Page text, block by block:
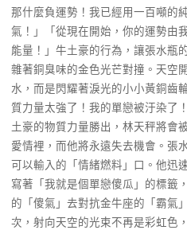
那什麼負運勢！我已經用一百噸的
氣！」「從現在開始，你的運勢由
能量！」牛土豪的行為，讓張水瓶
雜著銅臭味的金色光芒對撞。天空
水，而是閃耀著淚光的小小黃銅齒
質力量太強了！我的單戀被汙染了
土豪的物質力量勝出，林天秤將會
愛情裡，而他將永遠失去機會。張
可以輸入的「情緒燃料」口。他迅
寫著「我就是個單戀傻瓜」的標籤
的「傻氣」去對抗金牛座的「霸氣
次，射向天空的光束不再是彩虹色